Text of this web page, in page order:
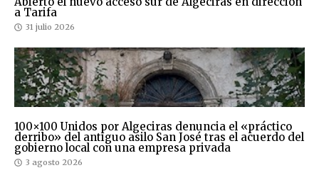
a Tarifa
31 julio 2026
100×100 Unidos por Algeciras denuncia el «práctico
derribo» del antiguo asilo San José tras el acuerdo del
gobierno local con una empresa privada
3 agosto 2026